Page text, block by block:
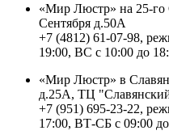
«Мир Люстр» на 25-го
Сентября д.50А
+7 (4812) 61-07-98,
19:00, ВС с 10:00 до
«Мир Люстр» в
д.25А, ТЦ
+7 (951) 695-23-22,
17:00, ВТ-СБ с 09:00